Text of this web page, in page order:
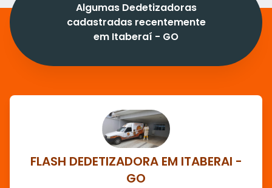
Algumas Dedetizadoras
cadastradas recentemente
em Itaberaí - GO
FLASH DEDETIZADORA EM ITABERAI -
GO